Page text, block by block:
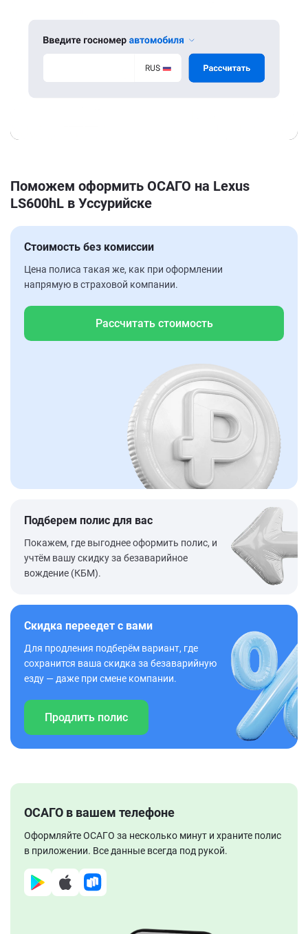
Поможем оформить ОСАГО на Lexus
LS600hL в Уссурийске
Стоимость без комиссии
Цена полиса такая же, как при оформлении
напрямую в страховой компании.
Рассчитать стоимость
Подберем полис для вас
Покажем, где выгоднее оформить полис, и
учтём вашу скидку за безаварийное
вождение (КБМ).
Скидка переедет с вами
Для продления подберём вариант, где
сохранится ваша скидка за безаварийную
езду — даже при смене компании.
Продлить полис
ОСАГО в вашем телефоне
Оформляйте ОСАГО за несколько минут и храните полис
в приложении. Все данные всегда под рукой.